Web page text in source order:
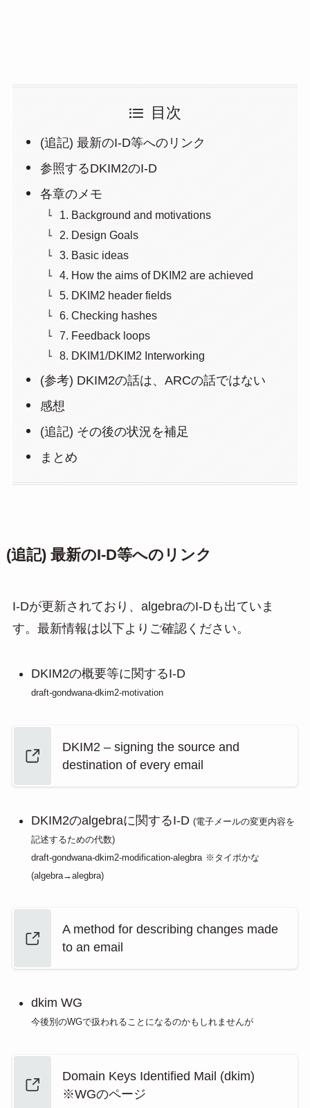
目次
(追記) 最新のI-D等へのリンク
参照するDKIM2のI-D
各章のメモ
1. Background and motivations
2. Design Goals
3. Basic ideas
4. How the aims of DKIM2 are achieved
5. DKIM2 header fields
6. Checking hashes
7. Feedback loops
8. DKIM1/DKIM2 Interworking
(参考) DKIM2の話は、ARCの話ではない
感想
(追記) その後の状況を補足
まとめ
(追記) 最新のI-D等へのリンク
I-Dが更新されており、algebraのI-Dも出ていま
す。最新情報は以下よりご確認ください。
DKIM2の概要等に関するI-D
draft-gondwana-dkim2-motivation
DKIM2 – signing the source and
destination of every email
DKIM2のalgebraに関するI-D (電子メールの変更内容を
記述するための代数)
draft-gondwana-dkim2-modification-alegbra ※タイポかな
(algebra→alegbra)
A method for describing changes made
to an email
dkim WG
今後別のWGで扱われることになるのかもしれませんが
Domain Keys Identified Mail (dkim)
※WGのページ